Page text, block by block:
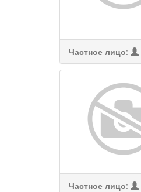
Частное лицо:
Частное лицо: